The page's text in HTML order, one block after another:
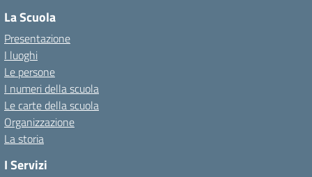
La Scuola
Presentazione
I luoghi
Le persone
I numeri della scuola
Le carte della scuola
Organizzazione
La storia
I Servizi